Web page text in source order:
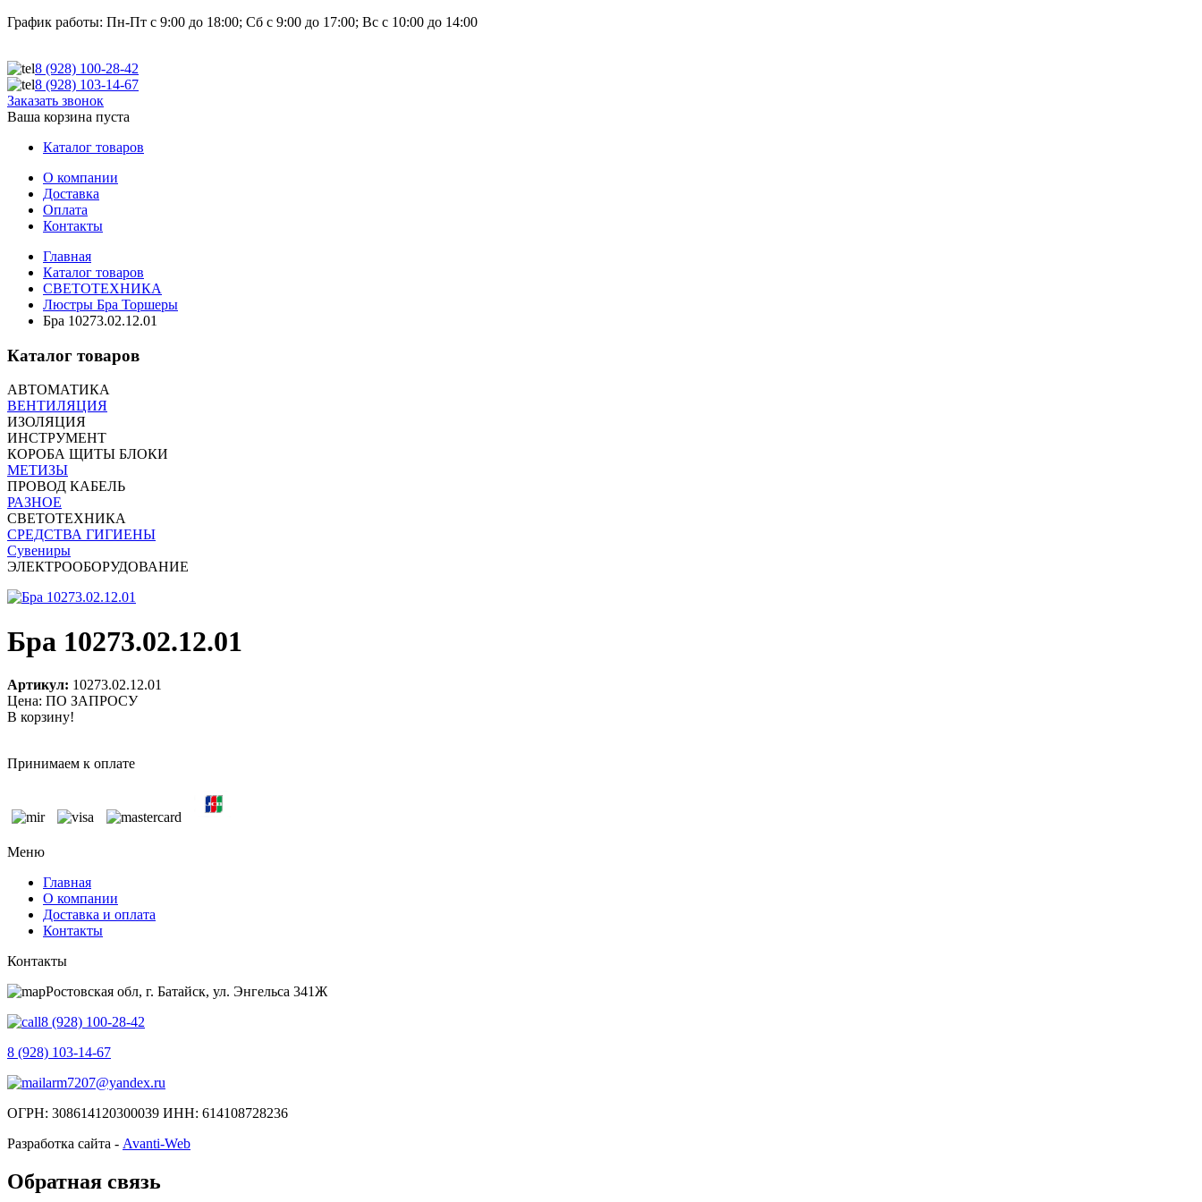
График работы: Пн-Пт с 9:00 до 18:00; Сб с 9:00 до 17:00; Вс с 10:00 до 14:00
8 (928) 100-28-42
8 (928) 103-14-67
Заказать звонок
Ваша корзина пуста
Каталог товаров
О компании
Доставка
Оплата
Контакты
Главная
Каталог товаров
СВЕТОТЕХНИКА
Люстры Бра Торшеры
Бра 10273.02.12.01
Каталог товаров
АВТОМАТИКА
ВЕНТИЛЯЦИЯ
ИЗОЛЯЦИЯ
ИНСТРУМЕНТ
КОРОБА ЩИТЫ БЛОКИ
МЕТИЗЫ
ПРОВОД КАБЕЛЬ
РАЗНОЕ
СВЕТОТЕХНИКА
СРЕДСТВА ГИГИЕНЫ
Сувениры
ЭЛЕКТРООБОРУДОВАНИЕ
Бра 10273.02.12.01
Артикул: 10273.02.12.01
Цена: ПО ЗАПРОСУ
В корзину!
Принимаем к оплате
Меню
Главная
О компании
Доставка и оплата
Контакты
Контакты
Ростовская обл, г. Батайск, ул. Энгельса 341Ж
8 (928) 100-28-42
8 (928) 103-14-67
arm7207@yandex.ru
ОГРН: 308614120300039 ИНН: 614108728236
Разработка сайта - Avanti-Web
Обратная связь